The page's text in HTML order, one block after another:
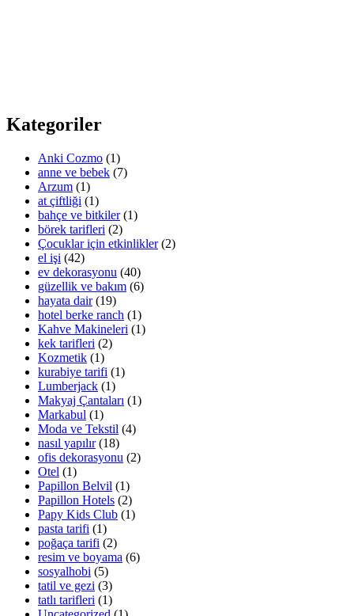
Kategoriler
Anki Cozmo (1)
anne ve bebek (7)
Arzum (1)
at çiftliği (1)
bahçe ve bitkiler(1)
börek tarifleri (2)
Çocuklar için etkinlikler(2)
el işi (42)
ev dekorasyonu (40)
güzellik ve bakım (6)
hayata dair(19)
hotel berke ranch (1)
Kahve Makineleri (1)
kek tarifleri (2)
Kozmetik (1)
kurabiye tarifi (1)
Lumberjack (1)
Makyaj Çantaları (1)
Markabul (1)
Moda ve Tekstil (4)
nasıl yapılır(18)
ofis dekorasyonu (2)
Otel (1)
Papillon Belvil (1)
Papillon Hotels (2)
Papy Kids Club (1)
pasta tarifi (1)
poğaça tarifi (2)
resim ve boyama (6)
sosyalhobi (5)
tatil ve gezi (3)
tatlı tarifleri (1)